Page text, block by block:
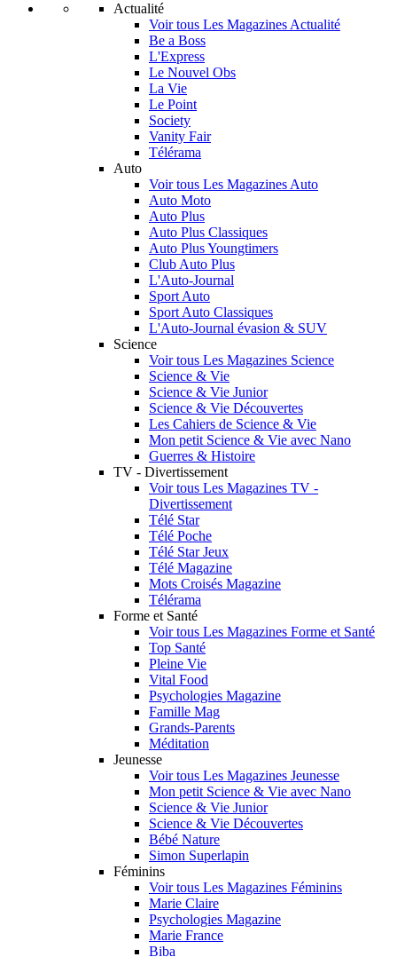
Actualité
Voir tous Les Magazines Actualité
Be a Boss
L'Express
Le Nouvel Obs
La Vie
Le Point
Society
Vanity Fair
Télérama
Auto
Voir tous Les Magazines Auto
Auto Moto
Auto Plus
Auto Plus Classiques
Auto Plus Youngtimers
Club Auto Plus
L'Auto-Journal
Sport Auto
Sport Auto Classiques
L'Auto-Journal évasion & SUV
Science
Voir tous Les Magazines Science
Science & Vie
Science & Vie Junior
Science & Vie Découvertes
Les Cahiers de Science & Vie
Mon petit Science & Vie avec Nano
Guerres & Histoire
TV - Divertissement
Voir tous Les Magazines TV -
Divertissement
Télé Star
Télé Poche
Télé Star Jeux
Télé Magazine
Mots Croisés Magazine
Télérama
Forme et Santé
Voir tous Les Magazines Forme et Santé
Top Santé
Pleine Vie
Vital Food
Psychologies Magazine
Famille Mag
Grands-Parents
Méditation
Jeunesse
Voir tous Les Magazines Jeunesse
Mon petit Science & Vie avec Nano
Science & Vie Junior
Science & Vie Découvertes
Bébé Nature
Simon Superlapin
Féminins
Voir tous Les Magazines Féminins
Marie Claire
Psychologies Magazine
Marie France
Biba